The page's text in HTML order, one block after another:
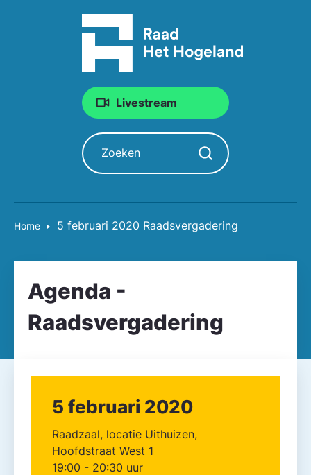
Livestream
Zoeken
Zoekopdracht starten
Home 5 februari 2020 Raadsvergadering
Agenda -
Raadsvergadering
5 februari 2020
Raadzaal, locatie Uithuizen,
Hoofdstraat West 1
19:00 - 20:30 uur